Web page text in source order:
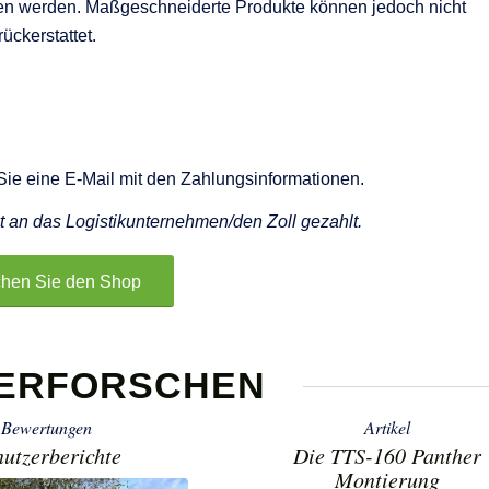
werden. Maßgeschneiderte Produkte können jedoch nicht
eine E-Mail mit den Zahlungsinformationen.
das Logistikunternehmen/den Zoll gezahlt.
Sie den Shop
Bewertungen Artikel
Die TTS-160 Panther
Montierung